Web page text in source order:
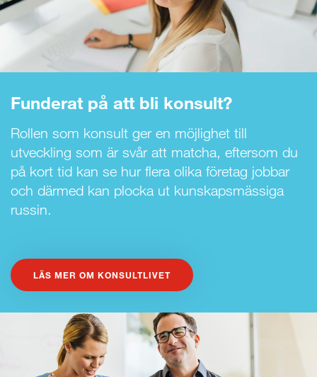
Funderat på att bli konsult?
Rollen som konsult ger en möjlighet till
utveckling som är svår att matcha, eftersom du
på kort tid kan se hur flera olika företag jobbar
och därmed kan plocka ut kunskapsmässiga
russin.
LÄS MER OM KONSULTLIVET